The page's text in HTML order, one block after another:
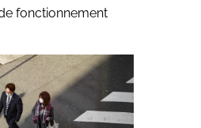
fonctionnement